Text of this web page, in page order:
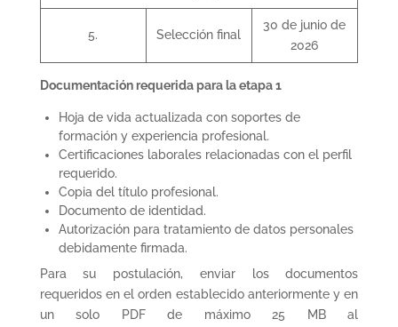
5. Selección final
30 de junio de
2026
Documentación requerida para la etapa 1
Hoja de vida actualizada con soportes de
formación y experiencia profesional.
Certificaciones laborales relacionadas con el perfil
requerido.
Copia del título profesional.
Documento de identidad.
Autorización para tratamiento de datos personales
debidamente firmada.
Para su postulación, enviar los documentos
requeridos en el orden establecido anteriormente y en
un solo PDF de máximo 25 MB al